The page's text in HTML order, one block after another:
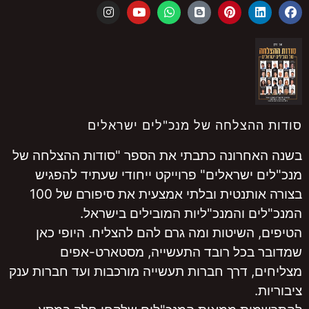
של מנכ"לים ישראלים
כתבתי את הספר "סודות ההצלחה של
ישראלים" פרוייקט ייחודי שעתיד להפגיש
בצורה אותנטית ובלתי אמצעית את סיפורם של 100
והמנכ"ליות המובילים בישראל.
השיטות ומה גרם להם להצליח. היופי כאן
בכל רובד התעשייה, מסטארט-אפים
דרך חברות תעשייה מורכבות ועד חברות ענק